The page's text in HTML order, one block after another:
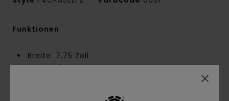
Funktionen
Breite: 7,75 Zoll
Rohe 5,0 Zoll Achsen von Element mit weißen